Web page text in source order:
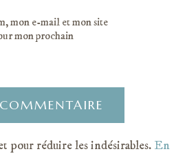
mon e-mail et mon site
mon prochain
pour réduire les indésirables. En